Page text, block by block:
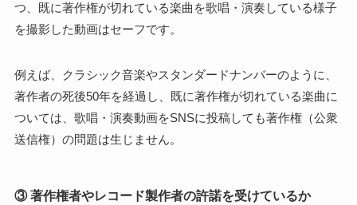
つ、既に著作権が切れている楽曲を歌唱・演奏している様子
を撮影した動画はセーフです。
例えば、クラシック音楽やスタンダードナンバーのように、
著作者の死後50年を経過し、既に著作権が切れている楽曲に
ついては、歌唱・演奏動画をSNSに投稿しても著作権（公衆
送信権）の問題は生じません。
③ 著作権者やレコード製作者の許諾を受けているか